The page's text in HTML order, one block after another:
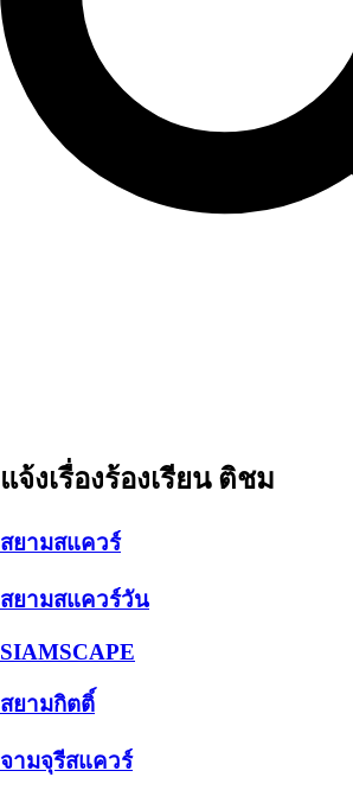
แจ้งเรื่องร้องเรียน ติชม
สยามสแควร์
สยามสแควร์วัน
SIAMSCAPE
สยามกิตติ์
จามจุรีสแควร์